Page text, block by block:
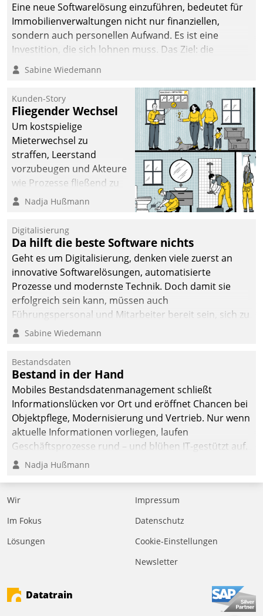
Eine neue Softwarelösung einzuführen, bedeutet für
Immobilienverwaltungen nicht nur finanziellen,
sondern auch personellen Aufwand. Es ist eine
Investition, die sich lohnen muss. Das Ziel: die
nachhaltige Optimierung der Geschäftsabläufe. Damit
dieses Ziel erreicht wird, sollten einige Grundregeln
Sabine Wiedemann
Kunden-Story
Fliegender Wechsel
Um kostspielige
Mieterwechsel zu
straffen, Leerstand
vorzubeugen und Akteure
wie Prozesse fließend zu
vernetzen, nutzt die
Jahresbeginn eine
Überblick, Einsicht und
Eingriff bietende Lösung.
Zur Entwicklung setzte
man auf
Cloudtechnologie,
bewährte und Startup-
agile Projektmethoden.
Nadja Hußmann
Digitalisierung
Da hilft die beste Software nichts
Geht es um Digitalisierung, denken viele zuerst an
innovative Softwarelösungen, automatisierte
Prozesse und modernste Technik. Doch damit sie
erfolgreich sein kann, müssen auch
Führungspersonal und Mitarbeiter bereit sein, sich zu
verändern und anzupassen, sonst werden sie an ihr
Sabine Wiedemann
Bestandsdaten
Bestand in der Hand
Mobiles Bestandsdatenmanagement schließt
Informationslücken vor Ort und eröffnet Chancen bei
Objektpflege, Modernisierung und Vertrieb. Nur wenn
aktuelle Informationen vorliegen, laufen
Geschäftsprozesse rund – und blühen IT-gestützt auf.
Nadja Hußmann
Wir
Im Fokus
Lösungen
Impressum
Datenschutz
Cookie-Einstellungen
Newsletter
Datatrain